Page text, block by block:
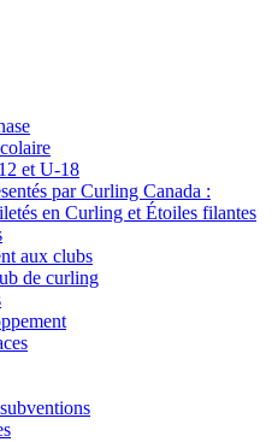
et U-18
par Curling Canada :
en Curling et Étoiles filantes
aux clubs
de curling